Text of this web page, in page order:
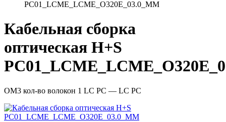
PC01_LCME_LCME_O320E_03.0_MM
Кабельная сборка
оптическая H+S
OM3 кол-во волокон 1 LC PC — LC PC